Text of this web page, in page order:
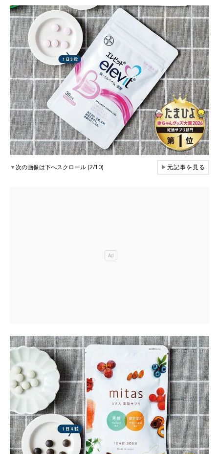
▼次の画像は下へスクロール (2/10) ▶元記事を見る